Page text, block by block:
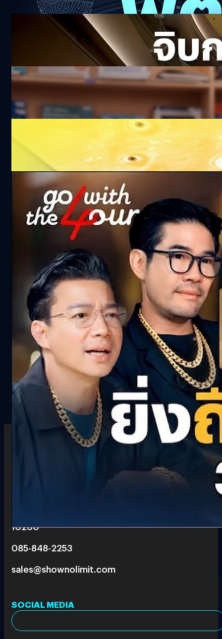
จิบกาแฟ ถอดวิธีคิด ‘ม.ล.ปีกทอง ทองใหญ่’
128.8k views 23 days ago
BTEC Level 3 วุฒิ ม.ปลาย อินเตอร์ฯ UK เรียน
จบใน 1 ปี
18.3k views 25 days ago
น่ารักไปไหม ! พาทัวร์ดินแดนมินเนี่ยนเปิดใหม่ที่
โลตัสบางนา พร้อม Immersive Screen สุดยิ่ง
101.4k views 25 days ago
จริงไหม ‘ทอง’ ยิ่งถือยิ่งแพง ? | Go with The
Four
363.7k views 1 month ago
10260
085-848-2253
sales@shownolimit.com
SOCIAL MEDIA